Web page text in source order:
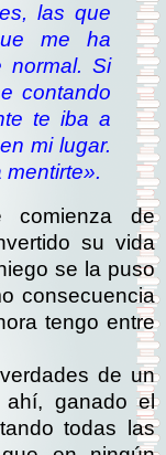
las que
me ha
normal. Si
contando
te iba a
mi lugar.
comienza de
su vida
se la puso
consecuencia
tengo entre
de un
ganado el
todas las